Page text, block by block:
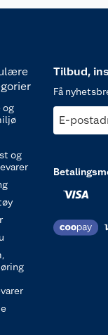
og
og
Tilbud,
Få
E-